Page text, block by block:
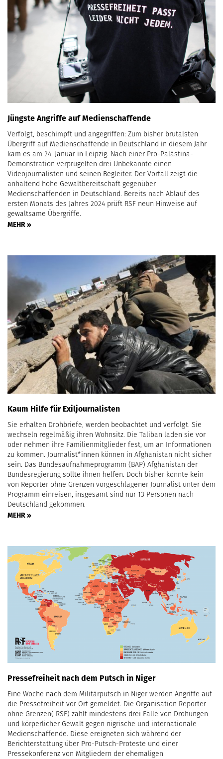
Jüngste Angriffe auf Medienschaffende
Verfolgt, beschimpft und angegriffen: Zum bisher brutalsten
Übergriff auf Medienschaffende in Deutschland in diesem Jahr
kam es am 24. Januar in Leipzig. Nach einer Pro-Palästina-
Demonstration verprügelten drei Unbekannte einen
Videojournalisten und seinen Begleiter. Der Vorfall zeigt die
anhaltend hohe Gewaltbereitschaft gegenüber
Medienschaffenden in Deutschland. Bereits nach Ablauf des
ersten Monats des Jahres 2024 prüft RSF neun Hinweise auf
gewaltsame Übergriffe.
MEHR »
Kaum Hilfe für Exiljournalisten
Sie erhalten Drohbriefe, werden beobachtet und verfolgt. Sie
wechseln regelmäßig ihren Wohnsitz. Die Taliban laden sie vor
oder nehmen ihre Familienmitglieder fest, um an Informationen
zu kommen. Journalist*innen können in Afghanistan nicht sicher
sein. Das Bundesaufnahmeprogramm (BAP) Afghanistan der
Bundesregierung sollte ihnen helfen. Doch bisher konnte kein
von Reporter ohne Grenzen vorgeschlagener Journalist unter dem
Programm einreisen, insgesamt sind nur 13 Personen nach
Deutschland gekommen.
MEHR »
Pressefreiheit nach dem Putsch in Niger
Eine Woche nach dem Militärputsch in Niger werden Angriffe auf
die Pressefreiheit vor Ort gemeldet. Die Organisation Reporter
ohne Grenzen( RSF) zählt mindestens drei Fälle von Drohungen
und körperlicher Gewalt gegen nigrische und internationale
Medienschaffende. Diese ereigneten sich während der
Berichterstattung über Pro-Putsch-Proteste und einer
Pressekonferenz von Mitgliedern der ehemaligen